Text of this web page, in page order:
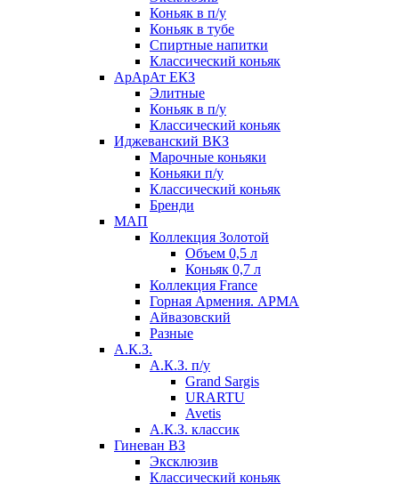
Коньяк в п/у
Коньяк в тубе
Спиртные напитки
Классический коньяк
АрАрАт ЕКЗ
Элитные
Коньяк в п/у
Классический коньяк
Иджеванский ВКЗ
Марочные коньяки
Коньяки п/у
Классический коньяк
Бренди
МАП
Коллекция Золотой
Объем 0,5 л
Коньяк 0,7 л
Коллекция France
Горная Армения. АРМА
Айвазовский
Разные
А.К.З.
А.К.З. п/у
Grand Sargis
URARTU
Avetis
А.К.З. классик
Гиневан ВЗ
Эксклюзив
Классический коньяк